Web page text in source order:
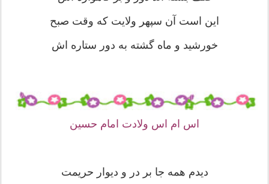
این است آن سپهر ولایت که وقت صبح
خورشید و ماه گشته به دور ستاره اش
اس ام اس ولادت امام حسین
دیدم همه جا بر در و دیوار حریمت